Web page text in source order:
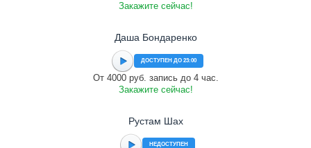
Закажите сейчас!
Даша Бондаренко
ДОСТУПЕН ДО 23:00
От 4000 руб. запись до 4 час.
Закажите сейчас!
Рустам Шах
НЕДОСТУПЕН